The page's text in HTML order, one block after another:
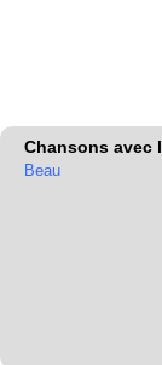
Chansons avec
Beau